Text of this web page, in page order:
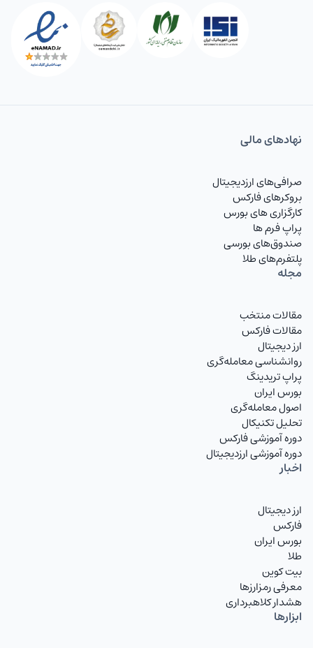
نهاد‌های مالی
صرافی‌های ارزدیجیتال
بروکرهای فارکس
کارگزاری های بورس
پراپ فرم ها
صندوق‌های بورسی
پلتفرم‌های طلا
مجله
مقالات منتخب
مقالات فارکس
ارز دیجیتال
روانشناسی معامله‌گری
پراپ تریدینگ
بورس ایران
اصول معامله‌گری
تحلیل تکنیکال
دوره آموزشی فارکس
دوره آموزشی ارزدیجیتال
اخبار
ارز دیجیتال
فارکس
بورس ایران
طلا
بیت کوین
معرفی رمزارزها
هشدار کلاهبرداری
ابزارها